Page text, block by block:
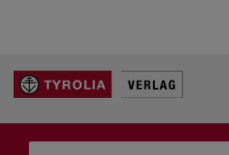
LEBEN & GLAUBE